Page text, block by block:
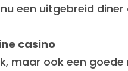
een uitgebreid
casino
maar ook een